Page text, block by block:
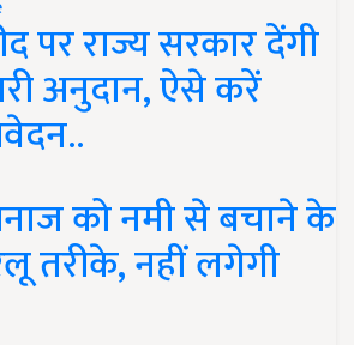
पर राज्य सरकार देंगी
अनुदान, ऐसे करें
को नमी से बचाने के
तरीके, नहीं लगेगी